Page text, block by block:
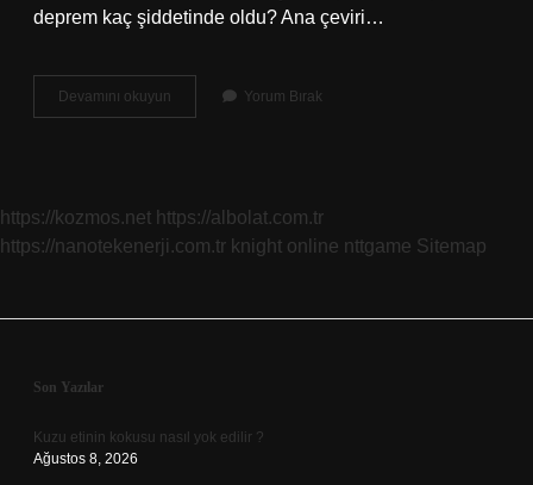
deprem kaç şiddetinde oldu? Ana çeviri…
Devamını okuyun
Şili
Yorum Bırak
https://kozmos.net https://albolat.com.tr
https://nanotekenerji.com.tr knight online nttgame Sitemap
Sidebar
Son Yazılar
Kuzu etinin kokusu nasıl yok edilir ?
Ağustos 8, 2026